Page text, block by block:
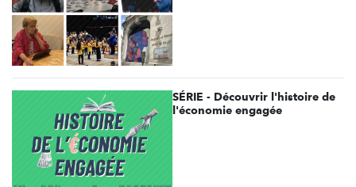
SÉRIE - Découvrir l'histoire de
l'économie engagée